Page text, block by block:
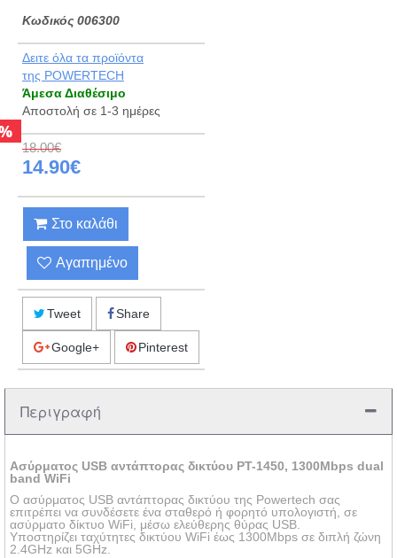
Kωδικός 006300
Δειτε όλα τα προϊόντα
της POWERTECH
Άμεσα Διαθέσιμο
Αποστολή σε 1-3 ημέρες
18.00€
14.90€
Στο καλάθι
Αγαπημένο
Tweet Share
Google+ Pinterest
Περιγραφή
Ασύρματος USB αντάπτορας δικτύου PT-1450, 1300Mbps dual
band WiFi
Ο ασύρματος USB αντάπτορας δικτύου της Powertech σας
επιτρέπει να συνδέσετε ένα σταθερό ή φορητό υπολογιστή, σε
ασύρματο δίκτυο WiFi, μέσω ελεύθερης θύρας USB.
Υποστηρίζει ταχύτητες δικτύου WiFi έως 1300Mbps σε διπλή ζώνη
2.4GHz και 5GHz.